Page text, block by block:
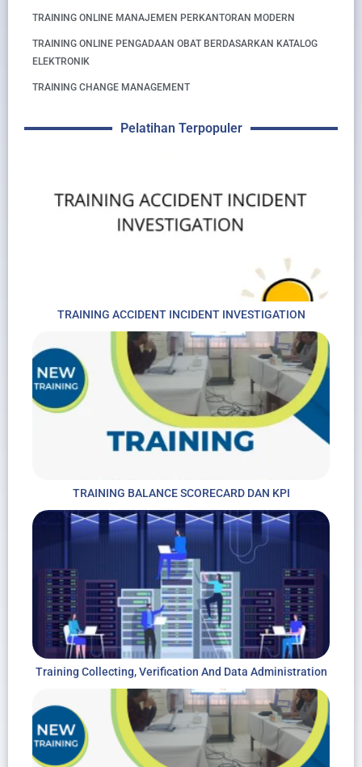
TRAINING ONLINE MANAJEMEN PERKANTORAN MODERN
TRAINING ONLINE PENGADAAN OBAT BERDASARKAN KATALOG
ELEKTRONIK
TRAINING CHANGE MANAGEMENT
Pelatihan Terpopuler
TRAINING ACCIDENT INCIDENT INVESTIGATION
TRAINING BALANCE SCORECARD DAN KPI
Training Collecting, Verification And Data Administration